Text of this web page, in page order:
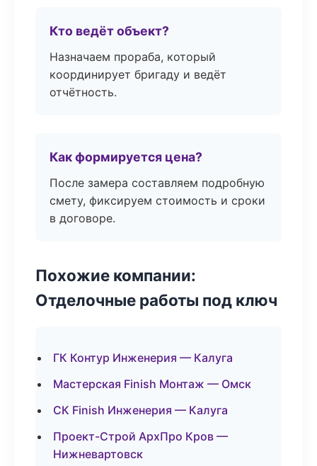
Кто ведёт объект?
Назначаем прораба, который
координирует бригаду и ведёт
отчётность.
Как формируется цена?
После замера составляем подробную
смету, фиксируем стоимость и сроки
в договоре.
Похожие компании:
Отделочные работы под ключ
ГК Контур Инженерия — Калуга
Мастерская Finish Монтаж — Омск
СК Finish Инженерия — Калуга
Проект-Строй АрхПро Кров —
Нижневартовск